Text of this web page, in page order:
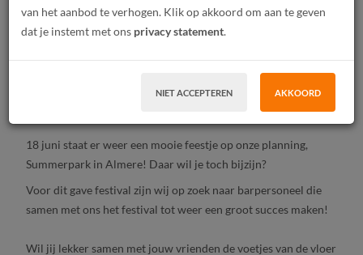
Festivalmedewerker Junior
Parttime
18 juni staat er weer een mooie feestje op onze planning,
Summerpark in Almere! Daar wil je toch bijzijn?
Voor dit gave festival zijn wij op zoek naar barpersoneel die
samen met ons het festival tot weer een groot succes maken!
Wil jij lekker samen met jouw vrienden de voetjes van de vloer
van het aanbod te verhogen. Klik op akkoord om aan te geven
dat je instemt met ons privacy statement.
NIET ACCEPTEREN AKKOORD